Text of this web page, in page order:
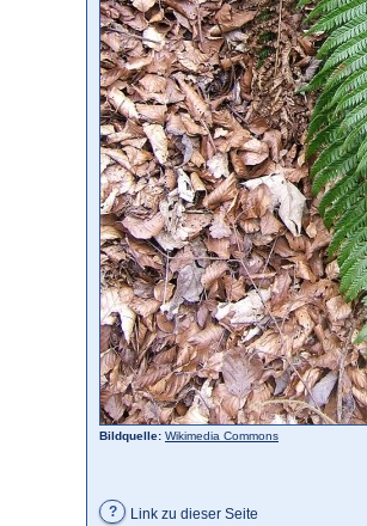
Bildquelle: Wikimedia Commons
? Link zu dieser Seite